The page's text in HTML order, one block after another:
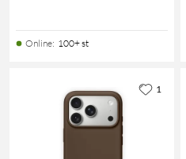
Online: 100+ st
1